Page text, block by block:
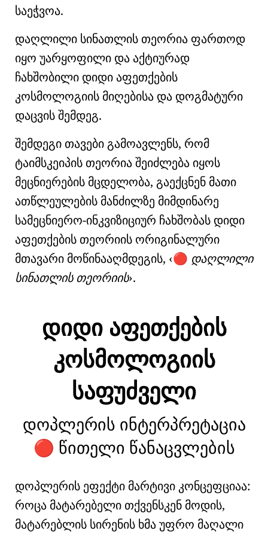
საეჭვოა.
დაღლილი სინათლის თეორია ფართოდ
იყო უარყოფილი და აქტიურად
ჩახშობილი დიდი აფეთქების
კოსმოლოგიის მიღებისა და დოგმატური
დაცვის შემდეგ.
შემდეგი თავები გამოავლენს, რომ
ტაიმსკეიპის თეორია შეიძლება იყოს
მეცნიერების მცდელობა, გაექცნენ მათი
ათწლეულების მანძილზე მიმდინარე
სამეცნიერო-ინკვიზიციურ ჩახშობას დიდი
აფეთქების თეორიის ორიგინალური
მთავარი მოწინააღმდეგის, 🔴 დაღლილი
სინათლის თეორიის .
დიდი აფეთქების
კოსმოლოგიის
საფუძველი
დოპლერის ინტერპრეტაცია
🔴 წითელი წანაცვლების
დოპლერის ეფექტი მარტივი კონცეფციაა:
როცა მატარებელი თქვენსკენ მოდის,
მატარებლის სირენის ხმა უფრო მაღალი